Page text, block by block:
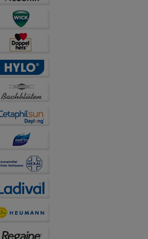
teilweise an Dritte wie z.B. Google